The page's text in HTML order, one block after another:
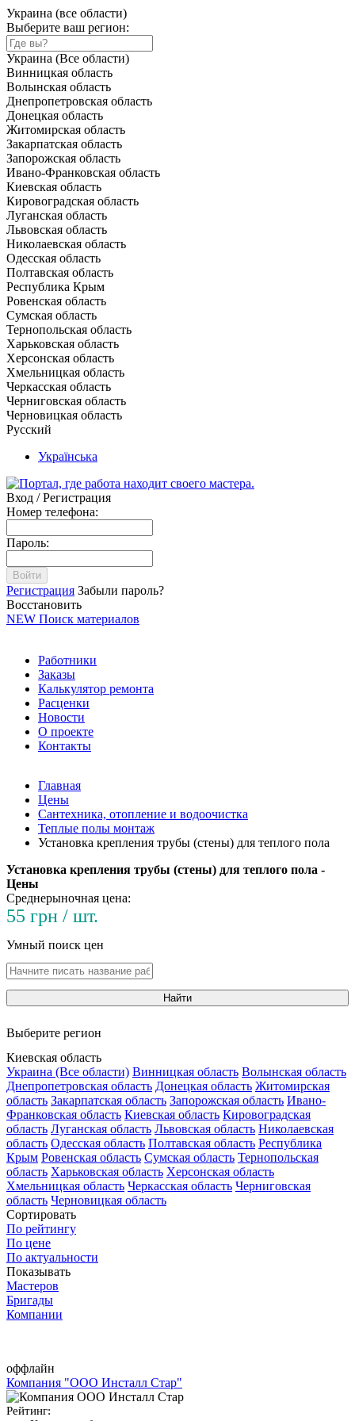
Украина (все области)
Выберите ваш регион:
Украина (Все области)
Винницкая область
Волынская область
Днепропетровская область
Донецкая область
Житомирская область
Закарпатская область
Запорожская область
Ивано-Франковская область
Киевская область
Кировоградская область
Луганская область
Львовская область
Николаевская область
Одесская область
Полтавская область
Республика Крым
Ровенская область
Сумская область
Тернопольская область
Харьковская область
Херсонская область
Хмельницкая область
Черкасская область
Черниговская область
Черновицкая область
Русский
Українська
Вход / Регистрация
Номер телефона:
Пароль:
Войти
Регистрация Забыли пароль?
Восстановить
NEW Поиск материалов
Работники
Заказы
Калькулятор ремонта
Расценки
Новости
О проекте
Контакты
Главная
Цены
Сантехника, отопление и водоочистка
Теплые полы монтаж
Установка крепления трубы (стены) для теплого пола
Установка крепления трубы (стены) для теплого пола -
Цены
Среднерыночная цена:
55 грн / шт.
Умный поиск цен
Найти
Выберите регион
Киевская область
Украина (Все области) Винницкая область Волынская область
Днепропетровская область Донецкая область Житомирская
область Закарпатская область Запорожская область Ивано-
Франковская область Киевская область Кировоградская
область Луганская область Львовская область Николаевская
область Одесская область Полтавская область Республика
Крым Ровенская область Сумская область Тернопольская
область Харьковская область Херсонская область
Хмельницкая область Черкасская область Черниговская
область Черновицкая область
Сортировать
По рейтингу
По цене
По актуальности
Показывать
Мастеров
Бригады
Компании
оффлайн
Компания "ООО Инсталл Стар"
Рейтинг: